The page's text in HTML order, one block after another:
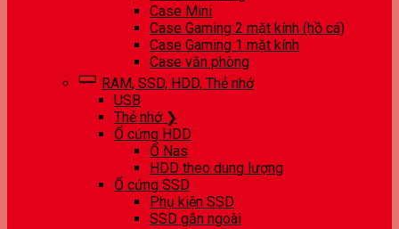
Case Mini
Case Gaming 2 mặt kính (hồ cá)
Case Gaming 1 mặt kính
Case văn phòng
RAM, SSD, HDD, Thẻ nhớ
USB
Thẻ nhớ ❯
Ổ cứng HDD
Ổ Nas
HDD theo dung lượng
Ổ cứng SSD
Phụ kiện SSD
SSD gắn ngoài